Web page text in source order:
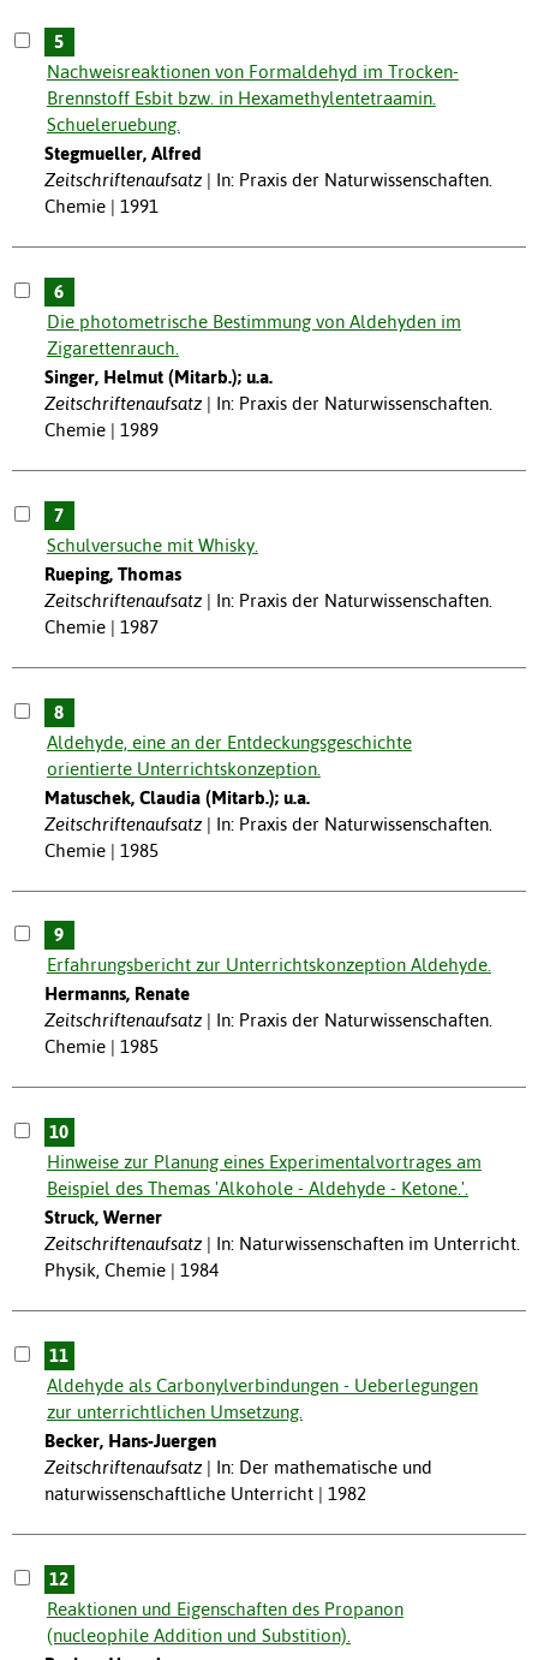
5
Nachweisreaktionen von Formaldehyd im Trocken-
Brennstoff Esbit bzw. in Hexamethylentetraamin.
Schueleruebung.
Stegmueller, Alfred
Zeitschriftenaufsatz
In: Praxis der Naturwissenschaften.
Chemie | 1991
6
Die photometrische Bestimmung von Aldehyden im
Zigarettenrauch.
Singer, Helmut (Mitarb.); u.a.
Zeitschriftenaufsatz
In: Praxis der Naturwissenschaften.
Chemie | 1989
7
Schulversuche mit Whisky.
Rueping, Thomas
Zeitschriftenaufsatz
In: Praxis der Naturwissenschaften.
Chemie | 1987
8
Aldehyde, eine an der Entdeckungsgeschichte
orientierte Unterrichtskonzeption.
Matuschek, Claudia (Mitarb.); u.a.
Zeitschriftenaufsatz
In: Praxis der Naturwissenschaften.
Chemie | 1985
9
Erfahrungsbericht zur Unterrichtskonzeption Aldehyde.
Hermanns, Renate
Zeitschriftenaufsatz
In: Praxis der Naturwissenschaften.
Chemie | 1985
10
Hinweise zur Planung eines Experimentalvortrages am
Beispiel des Themas 'Alkohole - Aldehyde - Ketone.'.
Struck, Werner
Zeitschriftenaufsatz
In: Naturwissenschaften im Unterricht.
Physik, Chemie | 1984
11
Aldehyde als Carbonylverbindungen - Ueberlegungen
zur unterrichtlichen Umsetzung.
Becker, Hans-Juergen
Zeitschriftenaufsatz
In: Der mathematische und
naturwissenschaftliche Unterricht | 1982
12
Reaktionen und Eigenschaften des Propanon
(nucleophile Addition und Substition).